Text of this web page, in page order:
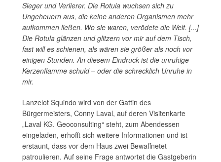
Sieger und Verlierer. Die Rotula wuchsen sich zu
Ungeheuern aus, die keine anderen Organismen mehr
aufkommen ließen. Wo sie waren, verödete die Welt. [...]
Die Rotula glänzen und glitzern vor mir auf dem Tisch,
fast will es schienen, als wären sie größer als noch vor
einigen Stunden. An diesem Eindruck ist die unruhige
Kerzenflamme schuld – oder die schrecklich Unruhe in
mir.
Lanzelot Squindo wird von der Gattin des
Bürgermeisters, Conny Laval, auf deren Visitenkarte
„Laval KG. Geoconsulting“ steht, zum Abendessen
eingeladen, erhofft sich weitere Informationen und ist
erstaunt, dass vor dem Haus zwei Bewaffnetet
patroulieren. Auf seine Frage antwortet die Gastgeberin